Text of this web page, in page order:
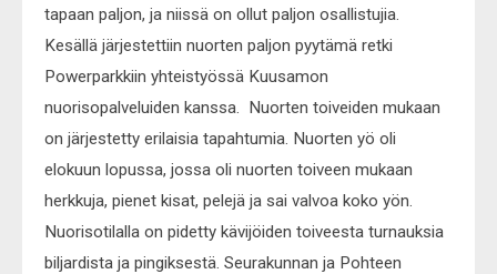
tapaan paljon, ja niissä on ollut paljon osallistujia.
Kesällä järjestettiin nuorten paljon pyytämä retki
Powerparkkiin yhteistyössä Kuusamon
nuorisopalveluiden kanssa. Nuorten toiveiden mukaan
on järjestetty erilaisia tapahtumia. Nuorten yö oli
elokuun lopussa, jossa oli nuorten toiveen mukaan
herkkuja, pienet kisat, pelejä ja sai valvoa koko yön.
Nuorisotilalla on pidetty kävijöiden toiveesta turnauksia
biljardista ja pingiksestä. Seurakunnan ja Pohteen